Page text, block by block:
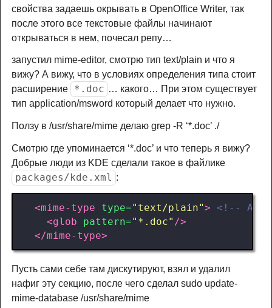
свойства задаешь окрывать в OpenOffice Writer, так
после этого все текстовые файлы начинают
открываться в нем, почесал репу…
запустил mime-editor, смотрю тип text/plain и что я
вижу? А вижу, что в условиях определения типа стоит
расширение
*.doc … какого… При этом существует
тип application/msword который делает что нужно.
Ползу в /usr/share/mime делаю grep -R ‘*.doc’ ./
Смотрю где упоминается ‘*.doc’ и что теперь я вижу?
Добрые люди из KDE сделали такое в файлике
packages/kde.xml :
<mime-type type="text/plain"> <!-- As
<glob
pattern="*.doc" />
</mime-type>
Пусть сами себе там дискутируют, взял и удалил
нафиг эту секцию, после чего сделал sudo update-
mime-database /usr/share/mime